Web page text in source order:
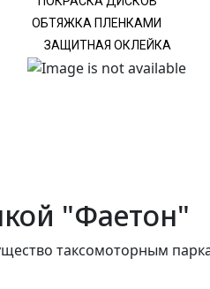
ОБТЯЖКА ПЛЕНКАМИ
ЗАЩИТНАЯ ОКЛЕЙКА
"Фаетон"
таксомоторным